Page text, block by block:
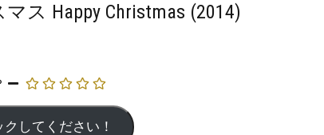
ス Happy Christmas (2014)